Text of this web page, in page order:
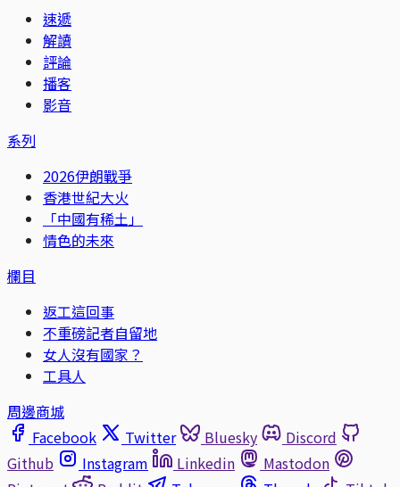
速遞
解讀
評論
播客
影音
系列
2026伊朗戰爭
香港世紀大火
「中國有稀土」
情色的未來
欄目
返工這回事
不重磅記者自留地
女人沒有國家？
工具人
周邊商城
Facebook
Twitter Bluesky
Discord
Github
Instagram Linkedin
Mastodon